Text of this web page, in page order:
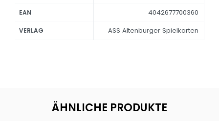
EAN 4042677700360
VERLAG ASS Altenburger Spielkarten
ÄHNLICHE PRODUKTE